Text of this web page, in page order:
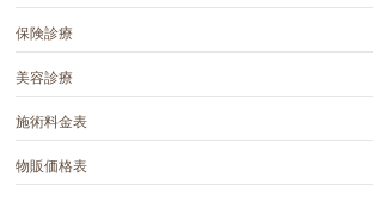
保険診療
美容診療
施術料金表
物販価格表